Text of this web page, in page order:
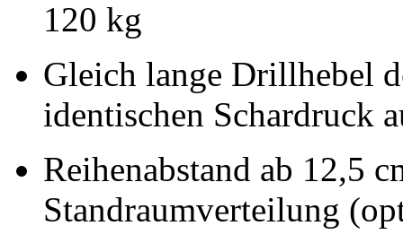
120 kg
Gleich lange Drillhebel
identischen Schardruck
Reihenabstand ab 12,5
Standraumverteilung